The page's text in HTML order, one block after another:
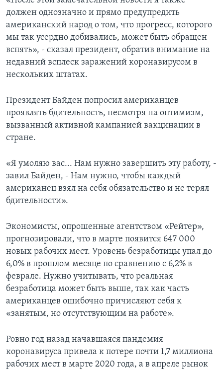
должен однозначно и прямо предупредить
американский народ о том, что прогресс, которого
мы так усердно добивались, может быть обращен
вспять», - сказал президент, обратив внимание на
недавний всплеск заражений коронавирусом в
нескольких штатах.
Президент Байден попросил американцев
проявлять бдительность, несмотря на оптимизм,
вызванный активной кампанией вакцинации в
стране.
«Я умоляю вас... Нам нужно завершить эту работу, -
завил Байден, - Нам нужно, чтобы каждый
американец взял на себя обязательство и не терял
бдительности».
Экономисты, опрошенные агентством «Рейтер»,
прогнозировали, что в марте появится 647 000
новых рабочих мест. Уровень безработицы упал до
6,0% в прошлом месяце по сравнению с 6,2% в
феврале. Нужно учитывать, что реальная
безработица может быть выше, так как часть
американцев ошибочно причисляют себя к
«занятым, но отсутствующим на работе».
Ровно год назад начавшаяся пандемия
коронавируса привела к потере почти 1,7 миллиона
рабочих мест в марте 2020 года, а в апреле рынок